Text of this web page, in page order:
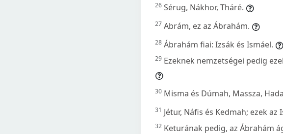
26 Sérug, Nákhor, Tháré.
27 Abrám, ez az Ábrahám.
28 Ábrahám fiai: Izsák és Ismáel.
29 Ezeknek nemzetségei pedig
30 Misma és Dúmah, Massza,
31 Jétur, Náfis és Kedmah; ezek az
32 Keturának pedig, az Ábrahám